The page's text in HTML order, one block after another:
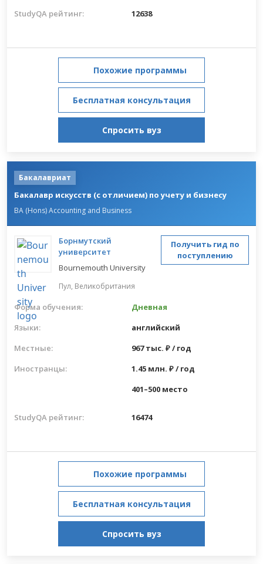
StudyQA рейтинг: 12638
Похожие программы
Бесплатная консультация
Спросить вуз
Бакалавриат
Бакалавр искусств (с отличием) по учету и бизнесу
BA (Hons) Accounting and Business
Борнмутский
университет
Bournemouth University
Пул, Великобритания
Получить гид по
поступлению
Форма обучения:
Дневная
Языки:
английский
Местные:
967 тыс. ₽ / год
Иностранцы:
1.45 млн. ₽ / год
401–500 место
StudyQA рейтинг: 16474
Похожие программы
Бесплатная консультация
Спросить вуз